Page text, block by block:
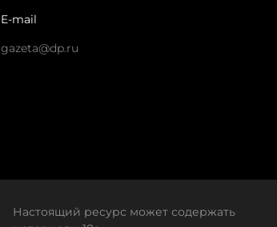
E-mail
gazeta@dp.ru
Настоящий ресурс может содержать